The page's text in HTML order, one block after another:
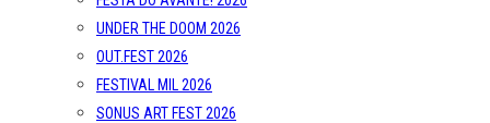
UNDER THE DOOM 2026
OUT.FEST 2026
FESTIVAL MIL 2026
SONUS ART FEST 2026